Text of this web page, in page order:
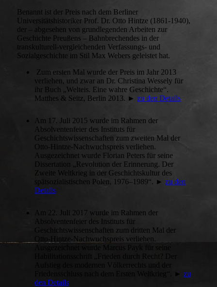
Benannt ist der Preis nach dem Berliner
Universitätshistoriker Prof. Dr. Otto Hintze (1861-1940),
der – abgesehen von grundlegenden Arbeiten zur
Geschichte Preußens – Bahnbrechendes in der
transkulturell-vergleichenden Verfassungs- und
Sozialgeschichte im Stil Max Webers geleistet hat.
Zum ersten Mal wurde der Preis im Jahr 2013
verliehen, und zwar an Dr. Christina Wessely für
ihr Buch „Welteis. Eine wahre Geschichte“.
Matthes & Seitz, Berlin 2013. ► zu den Details
Am 17. Juli 2015 wurde im Rahmen der
Absolventenfeier des Instituts für
Geschichtswissenschaften zum zweiten Mal der
Otto-Hintze-Nachwuchspreis verliehen.
Ausgezeichnet wurde Florian Peters für seine
Dissertation „Revolution der Erinnerung. Der
Zweite Weltkrieg in der Geschichtskultur des
spätsozialistischen Polen, 1976–1989“. ► zu den
Details
Am 22. Juli 2017 wurde im Rahmen der
Absolventenfeier des Instituts für
Geschichtswissenschaften zum dritten Mal der
Otto-Hintze-Nachwuchspreis verliehen.
Ausgezeichnet wurde Marcus Payk für seine
Habilitationsschrift „Frieden durch Recht? Der
Aufstieg des modernen Völkerrechts und der
Friedensschluss nach dem Ersten Weltkrieg“. ► zu
den Details